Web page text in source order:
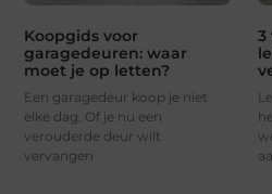
Koopgids voor
garagedeuren: waar
moet je op letten?
Een garagedeur koop je niet
elke dag. Of je nu een
verouderde deur wilt
vervangen
3